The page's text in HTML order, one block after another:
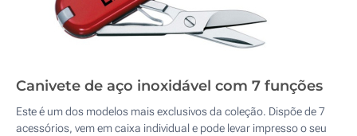
Canivete de aço inoxidável com 7 funções
Este é um dos modelos mais exclusivos da coleção. Dispõe de 7
acessórios, vem em caixa individual e pode levar impresso o seu